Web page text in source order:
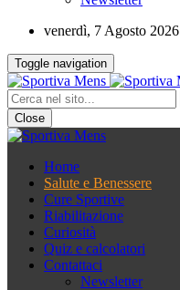
venerdì, 7 Agosto 2026
Toggle navigation
Close
Home
Salute e Benessere
Cure Sportive
Riabilitazione
Curiosità
Quiz e calcolatori
Contattaci
Newsletter